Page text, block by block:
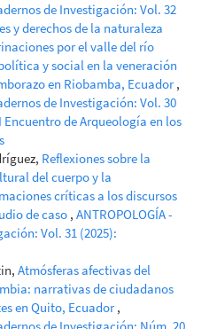
de Investigación: Vol. 32
y derechos de la naturaleza
por el valle del río
y social en la veneración
en Riobamba, Ecuador,
de Investigación: Vol. 30
Encuentro de Arqueología en los
Reflexiones sobre la
del cuerpo y la
críticas a los discursos
de caso , ANTROPOLOGÍA -
Vol. 31 (2025):
Atmósferas afectivas del
narrativas de ciudadanos
en Quito, Ecuador,
de Investigación: Núm. 20